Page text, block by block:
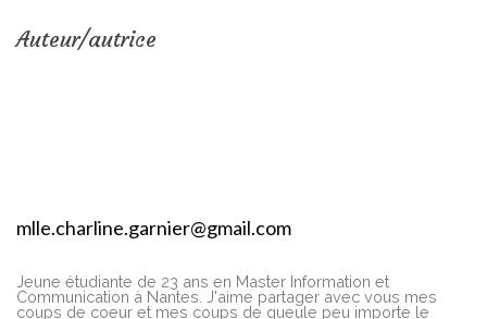
Auteur/autrice
mlle.charline.garnier@gmail.com
Jeune étudiante de 23 ans en Master Information et
Communication à Nantes. J'aime partager avec vous mes
coups de coeur et mes coups de gueule peu importe le